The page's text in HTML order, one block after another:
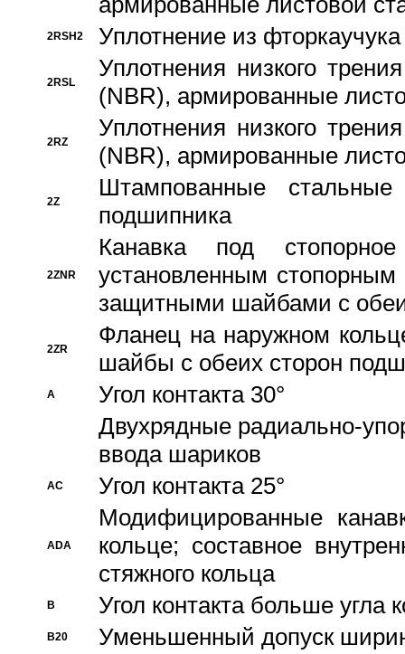
2RSH2 Уплотнение из
2RSL
Уплотнения низкого
(NBR), армированные
2RZ
Уплотнения низкого
(NBR), армированные
2Z
Штампованные
подшипника
2ZNR
Канавка под
установленным
защитными шайбами с
2ZR
Фланец на наружном
шайбы с обеих сторон
A
Угол контакта 30°
Двухрядные радиально-
ввода шариков
AC Угол контакта 25°
ADA
Модифицированные
кольце; составное
стяжного кольца
B Угол контакта больше угла
B20 Уменьшенный допуск